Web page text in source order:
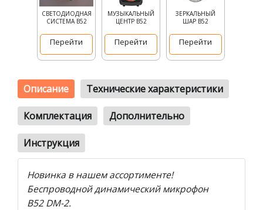
СВЕТОДИОДНАЯ
СИСТЕМА B52
Перейти
МУЗЫКАЛЬНЫЙ
ЦЕНТР B52
Перейти
ЗЕРКАЛЬНЫЙ
ШАР B52
Перейти
Описание Технические характеристики
Комплектация Дополнительно
Инструкция
Новинка в нашем ассортименте!
Беспроводной динамический микрофон
B52 DM-2.